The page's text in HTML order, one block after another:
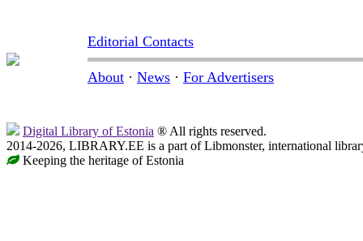
Editorial Contacts
About · News · For Advertisers
Digital Library of Estonia ® All rights reserved.
2014-2026, LIBRARY.EE is a part of Libmonster, international
Keeping the heritage of Estonia